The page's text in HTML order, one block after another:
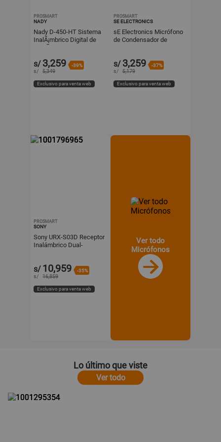
PROSMART
NADY
Nady D-450-HT Sistema
InalÃ¡mbrico Digital de
s/ 3,259 -39%
s/ 5,349
Exclusivo para venta web
PROSMART
SE ELECTRONICS
sE Electronics Micrófono
de Condensador de
de C
s/ 3,259 -37%
s/ 5,179
Exclusivo para venta web
PROSMART
SONY
Sony URX-S03D Receptor
Inalámbrico Dual-
Divers
s/ 10,959 -35%
s/ 16,859
Exclusivo para venta web
Ver todo
Micrófonos
Lo último que viste
Ver todo